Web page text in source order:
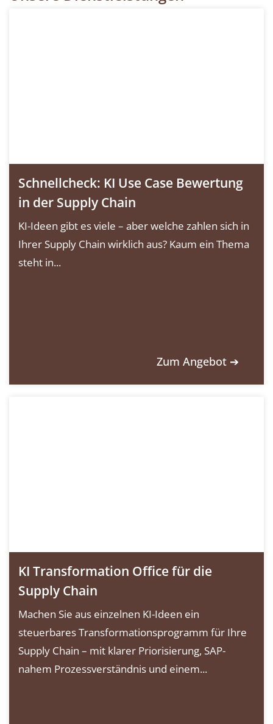
Schnellcheck: KI Use Case Bewertung
in der Supply Chain
KI-Ideen gibt es viele – aber welche zahlen sich in
Ihrer Supply Chain wirklich aus? Kaum ein Thema
steht in...
Zum Angebot ➔
KI Transformation Office für die
Supply Chain
Machen Sie aus einzelnen KI-Ideen ein
steuerbares Transformationsprogramm für Ihre
Supply Chain – mit klarer Priorisierung, SAP-
nahem Prozessverständnis und einem...